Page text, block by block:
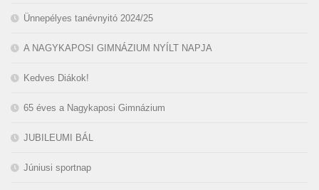
Ünnepélyes tanévnyitó 2024/25
A NAGYKAPOSI GIMNÁZIUM NYÍLT NAPJA
Kedves Diákok!
65 éves a Nagykaposi Gimnázium
JUBILEUMI BÁL
Júniusi sportnap